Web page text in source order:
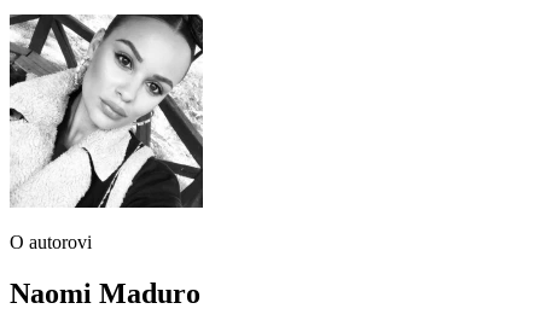
O autorovi
Naomi Maduro